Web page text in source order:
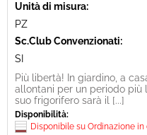
Unità di misura:
PZ
Sc.Club Convenzionati:
SI
Più libertà! In giardino, a
allontani per un periodo più
suo frigorifero sarà il [...]
Disponibilità:
Disponibile su Ordinazione